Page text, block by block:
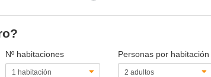
Nº habitaciones
Personas por habitación